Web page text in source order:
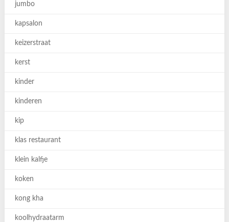
jumbo
kapsalon
keizerstraat
kerst
kinder
kinderen
kip
klas restaurant
klein kalfje
koken
kong kha
koolhydraatarm